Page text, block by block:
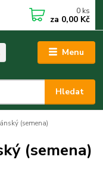
Menu
Hledat
0 ks
za 0,00 Kč
(semena)
(semena)